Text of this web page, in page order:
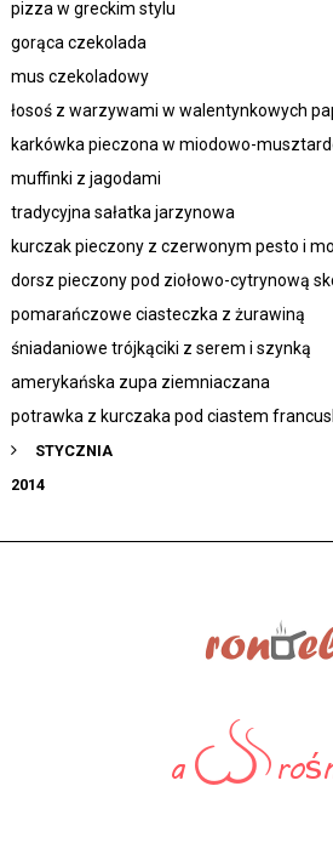
pizza w greckim stylu
gorąca czekolada
mus czekoladowy
łosoś z warzywami w walentynkowych
karkówka pieczona w miodowo-
muffinki z jagodami
tradycyjna sałatka jarzynowa
kurczak pieczony z czerwonym pesto i
dorsz pieczony pod ziołowo-cytrynową
pomarańczowe ciasteczka z żurawiną
śniadaniowe trójkąciki z serem i szynką
amerykańska zupa ziemniaczana
potrawka z kurczaka pod ciastem
STYCZNIA
2014